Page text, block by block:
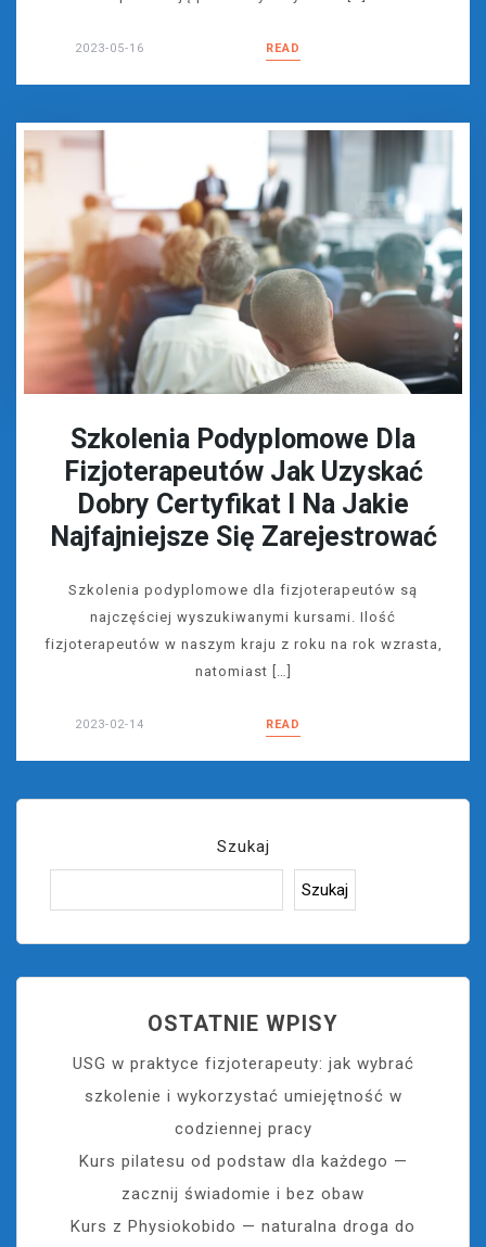
2023-05-16 READ
Szkolenia Podyplomowe Dla
Fizjoterapeutów Jak Uzyskać
Dobry Certyfikat I Na Jakie
Najfajniejsze Się Zarejestrować
Szkolenia podyplomowe dla fizjoterapeutów są
najczęściej wyszukiwanymi kursami. Ilość
fizjoterapeutów w naszym kraju z roku na rok wzrasta,
natomiast […]
2023-02-14 READ
Szukaj
Szukaj
OSTATNIE WPISY
USG w praktyce fizjoterapeuty: jak wybrać
szkolenie i wykorzystać umiejętność w
codziennej pracy
Kurs pilatesu od podstaw dla każdego —
zacznij świadomie i bez obaw
Kurs z Physiokobido — naturalna droga do